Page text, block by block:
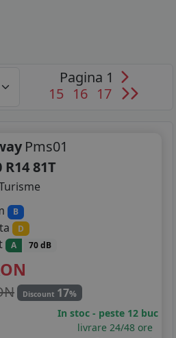
Pagina 1
15 16 17
Pms01
R14 81T
B
D
A 70 dB
Discount 17%
In stoc - peste 12 buc
livrare 24/48 ore